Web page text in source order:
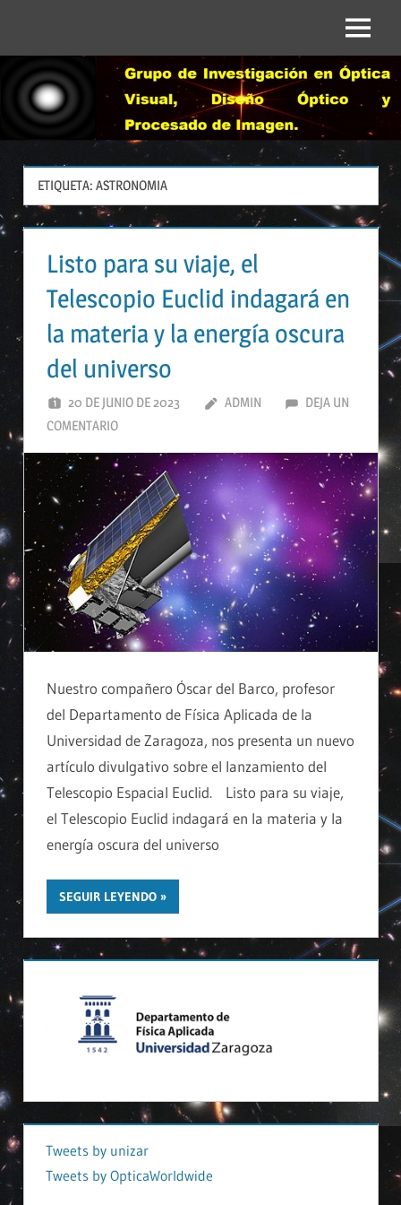
Menú
ETIQUETA: ASTRONOMIA
Listo para su viaje, el
Telescopio Euclid indagará en
la materia y la energía oscura
del universo
20 DE JUNIO DE 2023 ADMIN
DEJA UN
COMENTARIO
Nuestro compañero Óscar del Barco, profesor
del Departamento de Física Aplicada de la
Universidad de Zaragoza, nos presenta un nuevo
artículo divulgativo sobre el lanzamiento del
Telescopio Espacial Euclid. Listo para su viaje,
el Telescopio Euclid indagará en la materia y la
energía oscura del universo
SEGUIR LEYENDO
Tweets by unizar
Tweets by OpticaWorldwide